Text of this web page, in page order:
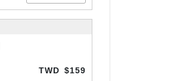
TWD $159